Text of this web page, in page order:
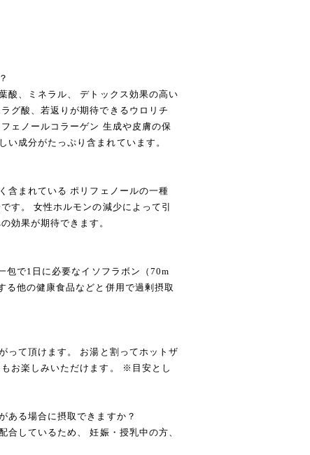
酸、ミネラル、 デトックス効果の高い
グ酸、若返りが期待できるウロリチ
ェノールコラーゲン 生成や皮膚の保
い成分がたっぷり含まれています。
含まれている ポリフェノールの一種
す。 女性ホルモンの減少によって引
効果が期待できます。
包で1日に必要なイソフラボン（70m
る他の健康食品などと併用で過剰摂取
って頂けます。 お湯と割ってホットザ
お楽しみいただけます。 ※目安とし
ある場合に摂取できますか？
合しているため、 妊娠・授乳中の方、